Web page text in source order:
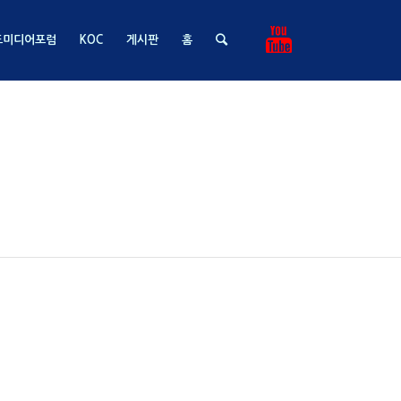
미디어포럼 KOC 게시판 홈